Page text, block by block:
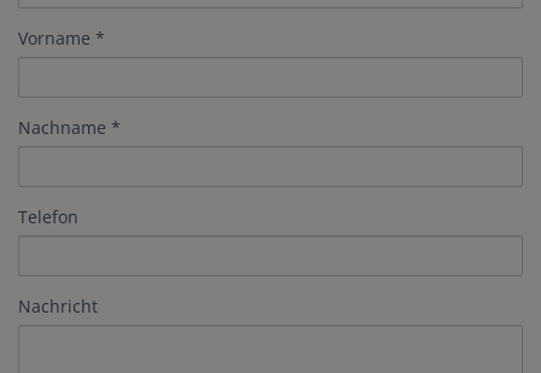
Vorname
Nachname
Telefon
Nachricht